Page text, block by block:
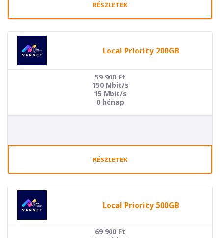
RÉSZLETEK
Local Priority 200GB
59 900 Ft
150 Mbit/s
15 Mbit/s
0 hónap
RÉSZLETEK
Local Priority 500GB
69 900 Ft